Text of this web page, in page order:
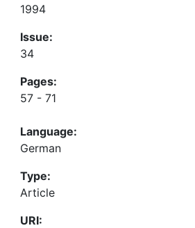
1994
Issue:
34
Pages:
57 - 71
Language:
German
Type:
Article
URI: